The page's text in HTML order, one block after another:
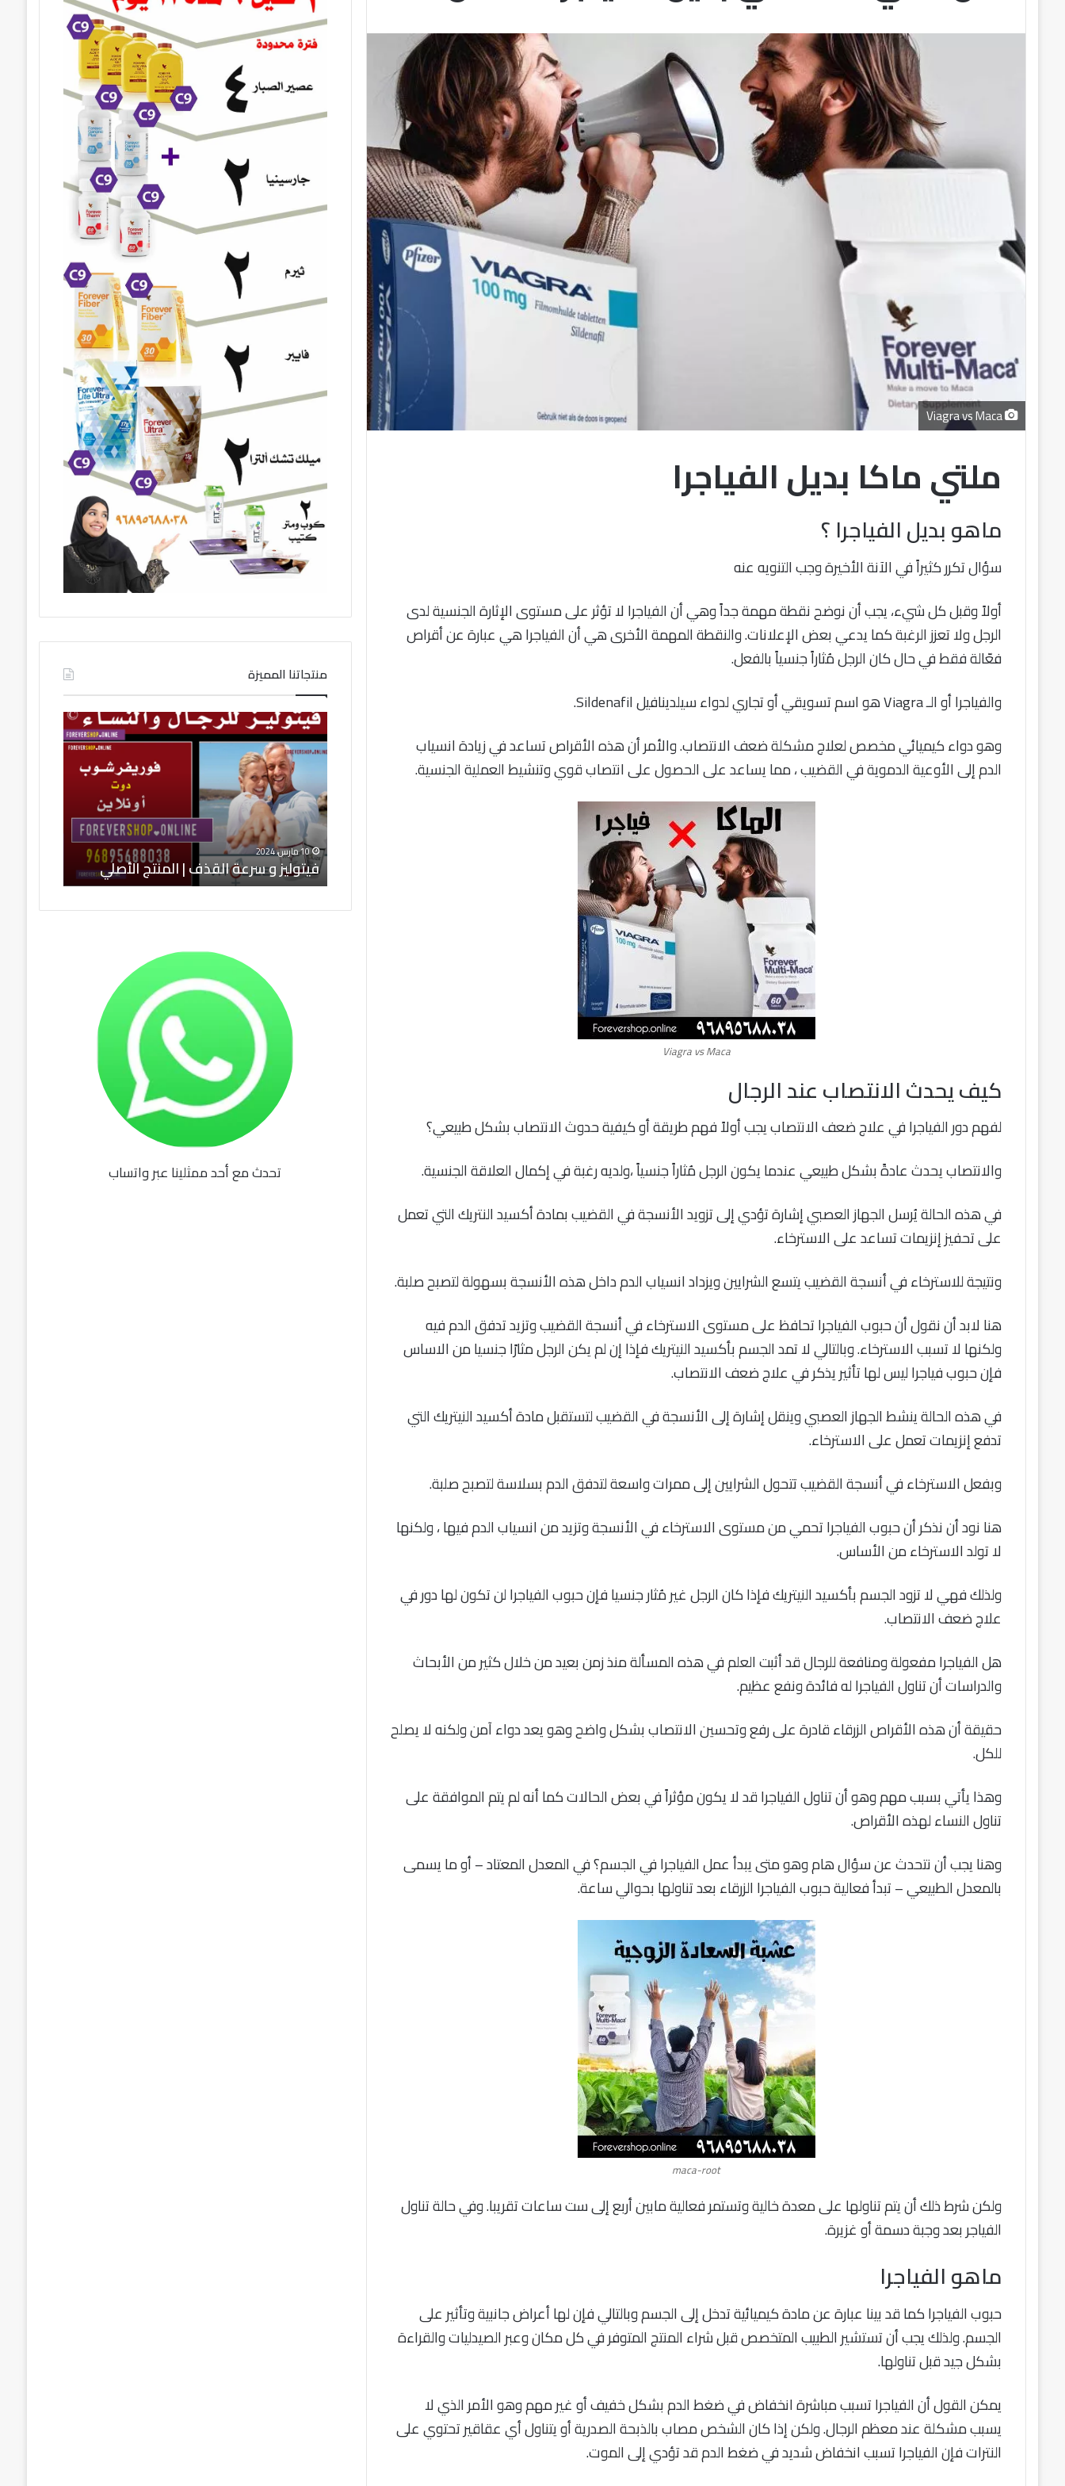
Viagra vs Maca
ملتي ماكا بديل الفياجرا
ماهو بديل الفياجرا ؟
سؤال تكرر كثيراً في الآنة الأخيرة وجب التنويه عنه
أولاً وقبل كل شيء، يجب أن نوضح نقطة مهمة جداً وهي أن الفياجرا لا تؤثر على مستوى الإثارة الجنسية لدى
الرجل ولا تعزز الرغبة كما يدعي بعض الإعلانات. والنقطة المهمة الأخرى هي أن الفياجرا هي عبارة عن أقراص
فعّالة فقط في حال كان الرجل مُثاراً جنسياً بالفعل.
والفياجرا أو الـ Viagra هو اسم تسويقي أو تجاري لدواء سيلدينافيل Sildenafil.
وهو دواء كيميائي مخصص لعلاج مشكلة ضعف الانتصاب. والأمر أن هذه الأقراص تساعد في زيادة انسياب
الدم إلى الأوعية الدموية في القضيب ، مما يساعد على الحصول على انتصاب قوي وتنشيط العملية الجنسية.
Viagra vs Maca
كيف يحدث الانتصاب عند الرجال
لفهم دور الفياجرا في علاج ضعف الانتصاب يجب أولاً فهم طريقة أو كيفية حدوث الانتصاب بشكل طبيعي؟
والانتصاب يحدث عادةً بشكل طبيعي عندما يكون الرجل مُثاراً جنسياً ،ولديه رغبة في إكمال العلاقة الجنسية.
في هذه الحالة يُرسل الجهاز العصبي إشارة تؤدي إلى تزويد الأنسجة في القضيب بمادة أكسيد النتريك التي تعمل
على تحفيز إنزيمات تساعد على الاسترخاء.
ونتيجة للاسترخاء في أنسجة القضيب يتسع الشرايين ويزداد انسياب الدم داخل هذه الأنسجة بسهولة لتصبح صلبة.
هنا لابد أن نقول أن حبوب الفياجرا تحافظ على مستوى الاسترخاء في أنسجة القضيب وتزيد تدفق الدم فيه
ولكنها لا تسبب الاسترخاء. وبالتالي لا تمد الجسم بأكسيد النيتريك فإذا إن لم يكن الرجل مثارًا جنسيا من الاساس
فإن حبوب فياجرا ليس لها تأثير يذكر في علاج ضعف الانتصاب.
في هذه الحالة ينشط الجهاز العصبي وينقل إشارة إلى الأنسجة في القضيب لتستقبل مادة أكسيد النيتريك التي
تدفع إنزيمات تعمل على الاسترخاء.
وبفعل الاسترخاء في أنسجة القضيب تتحول الشرايين إلى ممرات واسعة لتدفق الدم بسلاسة لتصبح صلبة.
هنا نود أن نذكر أن حبوب الفياجرا تحمي من مستوى الاسترخاء في الأنسجة وتزيد من انسياب الدم فيها ، ولكنها
لا تولد الاسترخاء من الأساس.
ولذلك فهي لا تزود الجسم بأكسيد النيتريك فإذا كان الرجل غير مُثار جنسيا فإن حبوب الفياجرا لن تكون لها دور في
علاج ضعف الانتصاب.
هل الفياجرا مفعولة ومنافعة للرجال قد أثبت العلم في هذه المسألة منذ زمن بعيد من خلال كثير من الأبحاث
والدراسات أن تناول الفياجرا له فائدة ونفع عظيم.
حقيقة أن هذه الأقراص الزرقاء قادرة على رفع وتحسين الانتصاب بشكل واضح وهو يعد دواء آمن ولكنه لا يصلح
للكل.
وهذا يأتي بسبب مهم وهو أن تناول الفياجرا قد لا يكون مؤثراً في بعض الحالات كما أنه لم يتم الموافقة على
تناول النساء لهذه الأقراص.
وهنا يجب أن نتحدث عن سؤال هام وهو متى يبدأ عمل الفياجرا في الجسم؟ في المعدل المعتاد – أو ما يسمى
بالمعدل الطبيعي – تبدأ فعالية حبوب الفياجرا الزرقاء بعد تناولها بحوالي ساعة.
maca-root
ولكن شرط ذلك أن يتم تناولها على معدة خالية وتستمر فعالية مابين أربع إلى ست ساعات تقريبا. وفي حالة تناول
الفياجر بعد وجبة دسمة أو غزيرة.
ماهو الفياجرا
حبوب الفياجرا كما قد بينا عبارة عن مادة كيميائية تدخل إلى الجسم وبالتالي فإن لها أعراض جانبية وتأثير على
الجسم. ولذلك يجب أن تستشير الطبيب المتخصص قبل شراء المنتج المتوفر في كل مكان وعبر الصيدليات والقراءة
بشكل جيد قبل تناولها.
يمكن القول أن الفياجرا تسبب مباشرة انخفاض في ضغط الدم بشكل خفيف أو غير مهم وهو الأمر الذي لا
يسبب مشكلة عند معظم الرجال. ولكن إذا كان الشخص مصاب بالذبحة الصدرية أو يتناول أي عقاقير تحتوي على
النترات فإن الفياجرا تسبب انخفاض شديد في ضغط الدم قد تؤدي إلى الموت.
منتجاتنا المميزة
ملتي
ماكا
في
النهدي
سعر ملتي ماكا في النهدي
ملتي
ماكا
في
السعودية
ودول
الخليج
أماكن
البيع
10 مارس، 2024
شراء ملتي ماكا في السعودية ودول
الخليج أماكن البيع فيتوليز و سرعة القذف | المنتج الأصلي
شراء
كلين
9
في
السعودية
ودول
الخليج
شراء كلين 9 في السعودية ودول الخليج
تحدث مع أحد ممثلينا عبر واتساب